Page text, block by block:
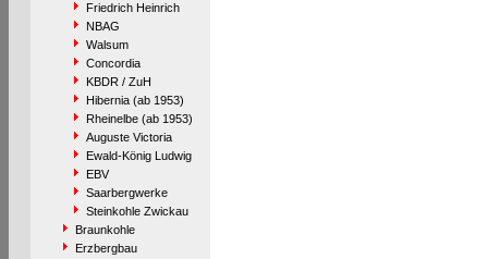
Friedrich Heinrich
NBAG
Walsum
Concordia
KBDR / ZuH
Hibernia (ab 1953)
Rheinelbe (ab 1953)
Auguste Victoria
Ewald-König Ludwig
EBV
Saarbergwerke
Steinkohle Zwickau
Braunkohle
Erzbergbau